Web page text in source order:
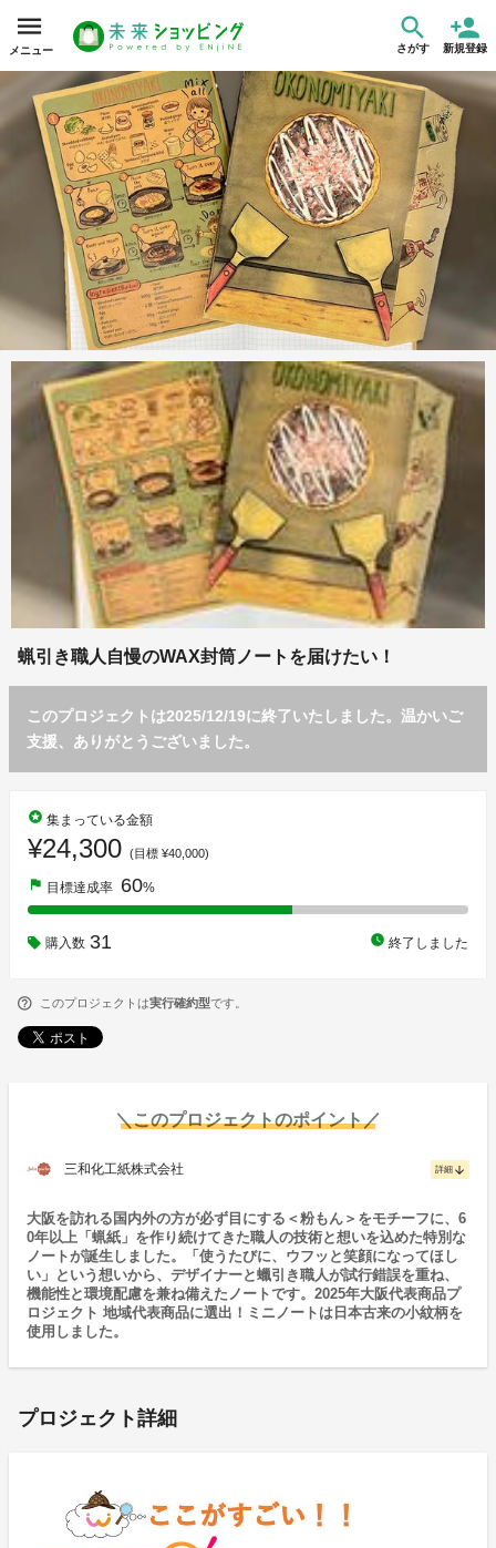
メニュー さがす 新規登録
蝋引き職人自慢のWAX封筒ノートを届けたい！
このプロジェクトは2025/12/19に終了いたしました。温かいご
支援、ありがとうございました。
stars 集まっている金額
¥24,300 (目標 ¥40,000)
flag 目標達成率 60%
購入数 31 watch_later 終了しました
このプロジェクトは実行確約型です。
＼このプロジェクトのポイント／
三和化工紙株式会社 詳細 arrow_downward
大阪を訪れる国内外の方が必ず目にする＜粉もん＞をモチーフに、6
0年以上「蝋紙」を作り続けてきた職人の技術と想いを込めた特別な
ノートが誕生しました。「使うたびに、ウフッと笑顔になってほし
い」という想いから、デザイナーと蠟引き職人が試行錯誤を重ね、
機能性と環境配慮を兼ね備えたノートです。2025年大阪代表商品プ
ロジェクト 地域代表商品に選出！ミニノートは日本古来の小紋柄を
使用しました。
プロジェクト詳細